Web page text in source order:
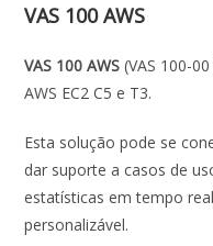
VAS 100 AWS
VAS 100 AWS (VAS 100-
AWS EC2 C5 e T3.
Esta solução pode se
dar suporte a casos de
estatísticas em tempo
personalizável.